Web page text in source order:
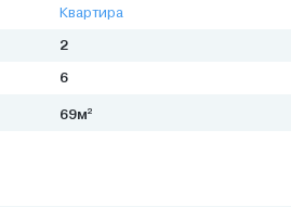
Квартира
2
6
69м2